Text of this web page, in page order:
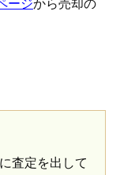
査定を出して